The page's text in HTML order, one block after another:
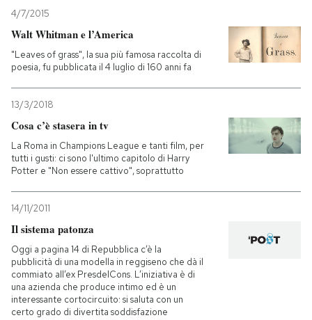
4/7/2015
Walt Whitman e l’America
"Leaves of grass", la sua più famosa raccolta di
poesia, fu pubblicata il 4 luglio di 160 anni fa
13/3/2018
Cosa c’è stasera in tv
La Roma in Champions League e tanti film, per
tutti i gusti: ci sono l'ultimo capitolo di Harry
Potter e "Non essere cattivo", soprattutto
14/11/2011
Il sistema patonza
Oggi a pagina 14 di Repubblica c’è la
pubblicità di una modella in reggiseno che dà il
commiato all’ex PresdelCons. L’iniziativa è di
una azienda che produce intimo ed è un
interessante cortocircuito: si saluta con un
certo grado di divertita soddisfazione